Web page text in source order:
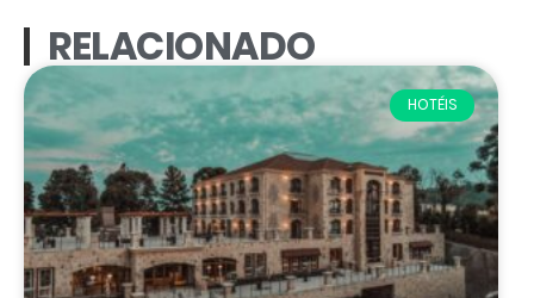
RELACIONADO
HOTÉIS